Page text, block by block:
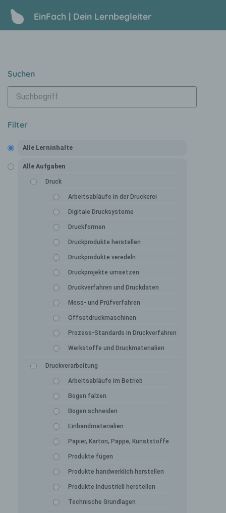
EinFach | Dein Lernbegleiter
Suchen
Filter
Alle Lerninhalte
Alle Aufgaben
Druck
Arbeitsabläufe in der Druckerei
Digitale Drucksysteme
Druckformen
Druckprodukte herstellen
Druckprodukte veredeln
Druckprojekte umsetzen
Druckverfahren und Druckdaten
Mess- und Prüfverfahren
Offsetdruckmaschinen
Prozess-Standards in Druckverfahren
Werkstoffe und Druckmaterialien
Druckverarbeitung
Arbeitsabläufe im Betrieb
Bogen falzen
Bogen schneiden
Einbandmaterialien
Papier, Karton, Pappe, Kunststoffe
Produkte fügen
Produkte handwerklich herstellen
Produkte industriell herstellen
Technische Grundlagen